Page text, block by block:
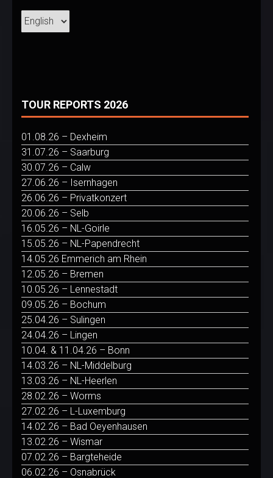
TOUR REPORTS 2026
01.08.26 – Dexheim
31.07.26 – Saarburg
30.07.26 – Calw
27.06.26 – Isernhagen
26.06.26 – Privatkonzert
20.06.26 – Selb
16.05.26 – NL-Goirle
15.05.26 – NL-Papendrecht
14.05.26 Emmerich am Rhein
12.05.26 – Bremen
10.05.26 – Lennestadt
09.05.26 – Bochum
25.04.26 – Sulingen
24.04.26 – Lingen
10.04. & 11.04.26 – Bonn
14.03.26 – NL-Middelburg
13.03.26 – NL-Heerlen
28.02.26 – Worms
27.02.26 – L-Luxemburg
14.02.26 – Bad Oeyenhausen
13.02.26 – Wismar
07.02.26 – Bargteheide
06.02.26 – Osnabrück